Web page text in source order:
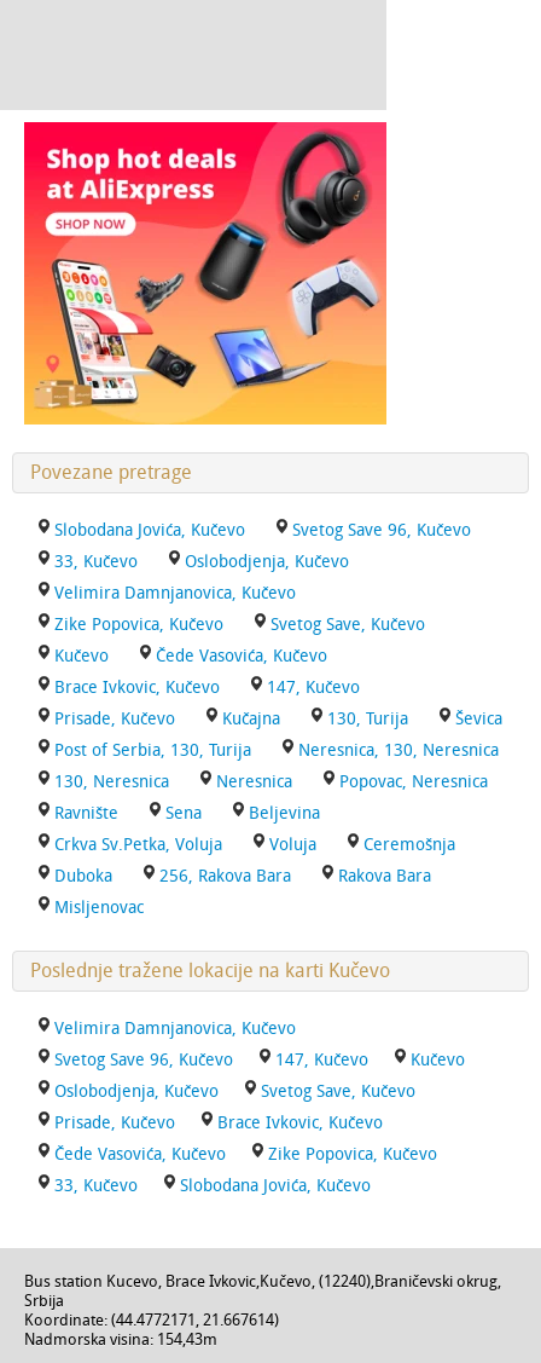
Povezane pretrage
Slobodana Jovića, Kučevo
Svetog Save 96, Kučevo
33, Kučevo
Oslobodjenja, Kučevo
Velimira Damnjanovica, Kučevo
Zike Popovica, Kučevo
Svetog Save, Kučevo
Kučevo
Čede Vasovića, Kučevo
Brace Ivkovic, Kučevo
147, Kučevo
Prisade, Kučevo
Kučajna 130, Turija
Ševica
Post of Serbia, 130, Turija
Neresnica, 130, Neresnica
130, Neresnica
Neresnica
Popovac, Neresnica
Ravnište
Sena
Beljevina
Crkva Sv.Petka, Voluja
Voluja
Ceremošnja
Duboka
256, Rakova Bara
Rakova Bara
Misljenovac
Poslednje tražene lokacije na karti Kučevo
Velimira Damnjanovica, Kučevo
Svetog Save 96, Kučevo
147, Kučevo
Kučevo
Oslobodjenja, Kučevo
Svetog Save, Kučevo
Prisade, Kučevo
Brace Ivkovic, Kučevo
Čede Vasovića, Kučevo
Zike Popovica, Kučevo
33, Kučevo
Slobodana Jovića, Kučevo
Bus station Kucevo, Brace Ivkovic,Kučevo, (12240),Braničevski okrug,
Srbija
Koordinate: (44.4772171 , 21.667614)
Nadmorska visina: 154,43m